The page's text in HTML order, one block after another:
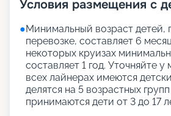
Условия размещения с
●Минимальный возраст детей,
перевозке, составляет 6
некоторых круизах
составляет 1 год. Уточняйте
всех лайнерах имеются
делятся на 5 возрастных
принимаются дети от 3 до 17